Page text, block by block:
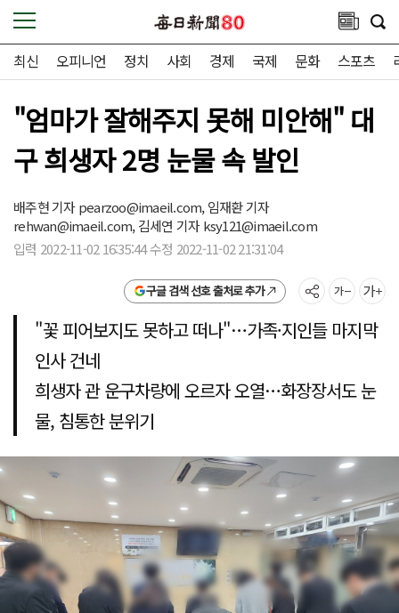
최신 오피니언 정치 사회 경제 국제 문화 스포츠
"엄마가 잘해주지 못해 미안해" 대
구 희생자 2명 눈물 속 발인
배주현 기자pearzoo@imaeil.com,임재환 기자
rehwan@imaeil.com,김세연 기자ksy121@imaeil.com
입력 2022-11-02 16:35:44 수정 2022-11-02 21:31:04
구글 검색 선호 출처로 추가
"꽃 피어보지도 못하고 떠나"…가족·지인들 마지막
인사 건네
희생자 관 운구차량에 오르자 오열…화장장서도 눈
물, 침통한 분위기